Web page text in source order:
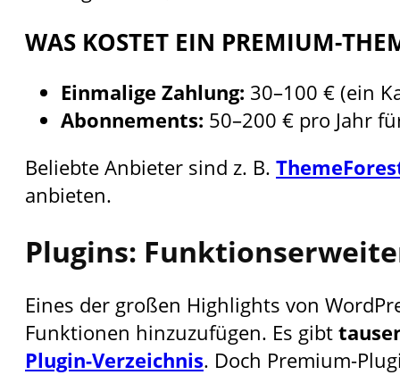
WAS KOSTET EIN PREMIUM-
Einmalige Zahlung: 30–100 € (ein
Abonnements: 50–200 € pro Jahr
Beliebte Anbieter sind z. B.
anbieten.
Plugins:
Eines der großen Highlights von
Funktionen hinzuzufügen. Es gibt
Plugin-Verzeichnis. Doch Premium-